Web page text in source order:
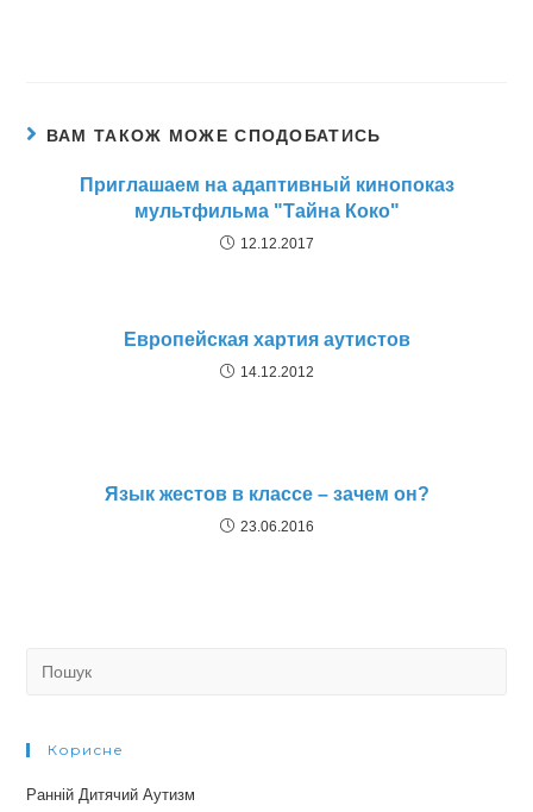
ВАМ ТАКОЖ МОЖЕ СПОДОБАТИСЬ
Приглашаем на адаптивный кинопоказ
мультфильма "Тайна Коко"
12.12.2017
Европейская хартия аутистов
14.12.2012
Язык жестов в классе – зачем он?
23.06.2016
Корисне
Ранній Дитячий Аутизм